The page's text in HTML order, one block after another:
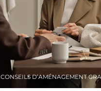
CONSEILS D’AMÉNAGEMENT